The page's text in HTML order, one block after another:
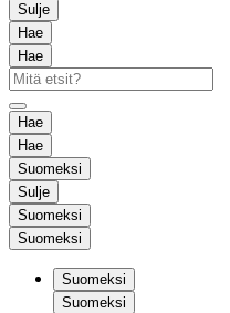
Sulje
Hae
Hae
Hae
Hae
Suomeksi
Sulje
Suomeksi
Suomeksi
Suomeksi
Suomeksi